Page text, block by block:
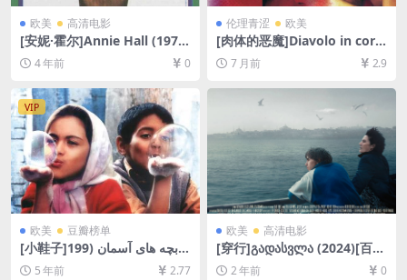
欧美 高清电影
[安妮·霍尔]Annie Hall (1977)
[百度网盘+迅雷云盘资源1080
P超清未删减][MP4/5.2GB][中
4 年前 0
伦理青涩 欧美
[肉体的恶魔]Diavolo in corp
o (1986)[百度网盘+夸克网盘1
080P超清未删减资源][网盘在
文字幕]
7 月前 2.9
VIP
欧美 豆瓣榜单
[小鞋子]بچه های آسمان (199
7)[百度网盘+迅雷云盘资源10 5 年前 2.77
欧美 高清电影
[穿行]გადასვლა (2024)[百度
网盘+夸克网盘1080P超清未
2 年前 0